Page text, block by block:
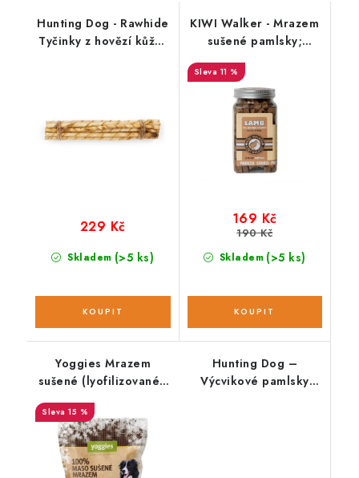
Hunting Dog - Rawhide
Tyčinky z hovězí kůže;
Skladem (>5 ks)
229 Kč
KIWI Walker - Mrazem
sušené pamlsky;
jehněčí 90 g
11 %
Skladem (>5 ks)
169 Kč
190 Kč
Yoggies Mrazem
sušené (lyofilizované);
15 %
Hunting Dog –
Výcvikové pamlsky